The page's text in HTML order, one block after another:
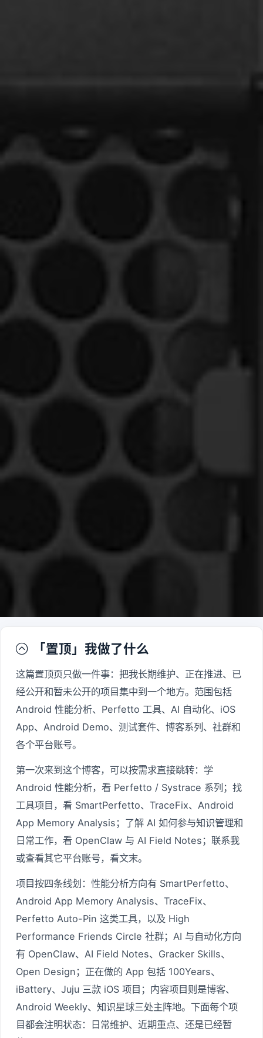
 「置顶」我做了什么
这篇置顶页只做一件事：把我长期维护、正在推进、已
经公开和暂未公开的项目集中到一个地方。范围包括
Android 性能分析、Perfetto 工具、AI 自动化、iOS
App、Android Demo、测试套件、博客系列、社群和
各个平台账号。
第一次来到这个博客，可以按需求直接跳转：学
Android 性能分析，看 Perfetto / Systrace 系列；找
工具项目，看 SmartPerfetto、TraceFix、Android
App Memory Analysis；了解 AI 如何参与知识管理和
日常工作，看 OpenClaw 与 AI Field Notes；联系我
或查看其它平台账号，看文末。
项目按四条线划：性能分析方向有 SmartPerfetto、
Android App Memory Analysis、TraceFix、
Perfetto Auto-Pin 这类工具，以及 High
Performance Friends Circle 社群；AI 与自动化方向
有 OpenClaw、AI Field Notes、Gracker Skills、
Open Design；正在做的 App 包括 100Years、
iBattery、Juju 三款 iOS 项目；内容项目则是博客、
Android Weekly、知识星球三处主阵地。下面每个项
目都会注明状态：日常维护、近期重点、还是已经暂